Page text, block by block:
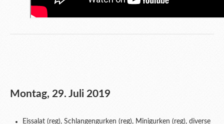
Montag, 29. Juli 2019
Eissalat (reg), Schlangengurken (reg), Minigurken (reg), diverse